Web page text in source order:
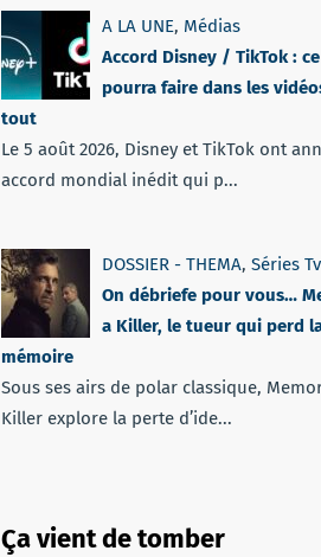
A LA UNE, Médias
Accord Disney / TikTok :
pourra faire dans les
tout
Le 5 août 2026, Disney et TikTok ont
accord mondial inédit qui p...
DOSSIER - THEMA, Séries Tv
On débriefe pour vous…
a Killer, le tueur qui perd
mémoire
Sous ses airs de polar classique,
Killer explore la perte d’ide...
Ça vient de tomber